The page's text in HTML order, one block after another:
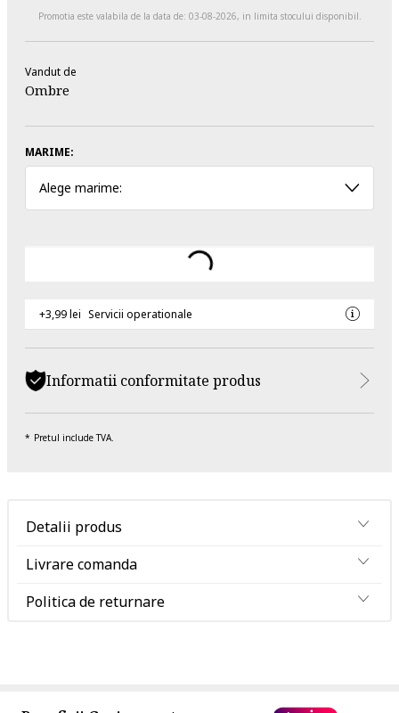
Promotia este valabila de la data de: 03-08-2026, in limita stocului disponibil.
Vandut de
Ombre
MARIME:
Alege marime:
+3,99 lei Servicii operationale
Informatii conformitate produs
Pretul include TVA.
Detalii produs
Livrare comanda
Politica de returnare